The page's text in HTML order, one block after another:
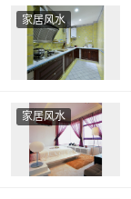
家居风水
家居风水